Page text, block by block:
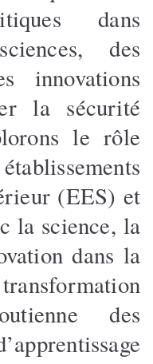
dans
des
innovations
la sécurité
le rôle
(EES) et
la science, la
dans la
des